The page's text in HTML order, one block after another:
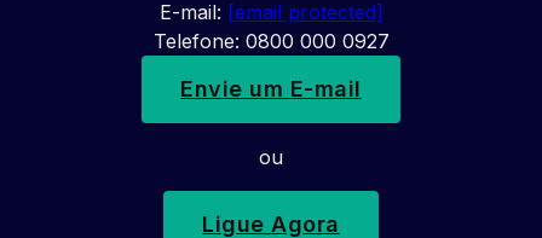
E-mail: [email protected]
Telefone: 0800 000 0927
Envie um E-mail
ou
Ligue Agora